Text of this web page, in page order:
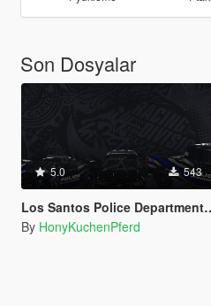
Son Dosyalar
5.0 543
Los Santos Police Department - Fictitious design collection
By HonyKuchenPferd